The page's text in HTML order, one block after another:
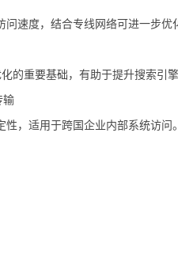
问速度，结合专线网络可进一步
的重要基础，有助于提升搜索引擎
输
，适用于跨国企业内部系统访问。